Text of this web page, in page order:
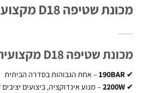
מכונת שטיפה D18 מקצועית 190BAR | B.Tech
מכונת שטיפה D18 מקצועית – 190BAR | B.Tech
✔
190BAR– אחת הגבוהות בסדרה הביתית
✔
2200W– מנוע אינדוקציה, ביצועים